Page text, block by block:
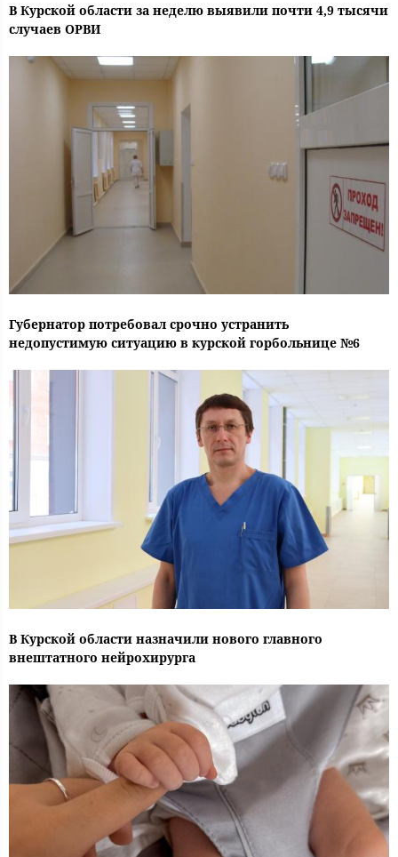
В Курской области за неделю выявили почти 4,9 тысячи
случаев ОРВИ
Губернатор потребовал срочно устранить
недопустимую ситуацию в курской горбольнице №6
В Курской области назначили нового главного
внештатного нейрохирурга